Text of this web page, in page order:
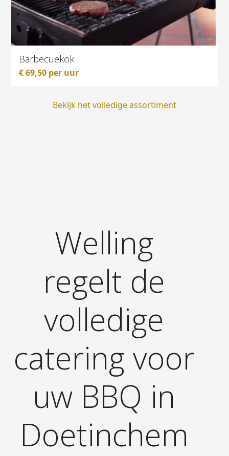
Barbecuekok
€69,50 per uur
Bekijk het volledige assortiment
Welling
regelt de
volledige
catering voor
uw BBQ in
Doetinchem